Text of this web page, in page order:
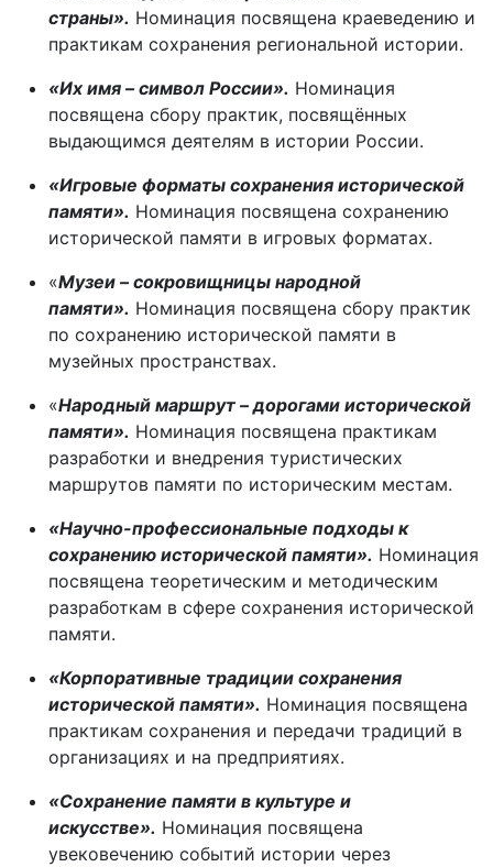
страны». Номинация посвящена краеведению и
практикам сохранения региональной истории.
«Их имя – символ России». Номинация
посвящена сбору практик, посвящённых
выдающимся деятелям в истории России.
«Игровые форматы сохранения исторической
памяти». Номинация посвящена сохранению
исторической памяти в игровых форматах.
«Музеи – сокровищницы народной
памяти». Номинация посвящена сбору практик
по сохранению исторической памяти в
музейных пространствах.
«Народный маршрут – дорогами исторической
памяти». Номинация посвящена практикам
разработки и внедрения туристических
маршрутов памяти по историческим местам.
«Научно-профессиональные подходы к
сохранению исторической памяти». Номинация
посвящена теоретическим и методическим
разработкам в сфере сохранения исторической
памяти.
«Корпоративные традиции сохранения
исторической памяти». Номинация посвящена
практикам сохранения и передачи традиций в
организациях и на предприятиях.
«Сохранение памяти в культуре и
искусстве». Номинация посвящена
увековечению событий истории через